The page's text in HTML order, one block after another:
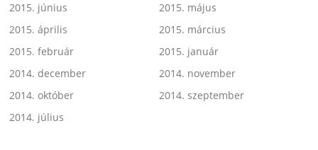
2015. június
2015. május
2015. április
2015. március
2015. február
2015. január
2014. december
2014. november
2014. október
2014. szeptember
2014. július